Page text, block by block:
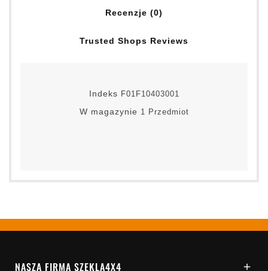
Recenzje (0)
Trusted Shops Reviews
Indeks F01F10403001
W magazynie 1 Przedmiot
NASZA FIRMA SZEKLA4X4 